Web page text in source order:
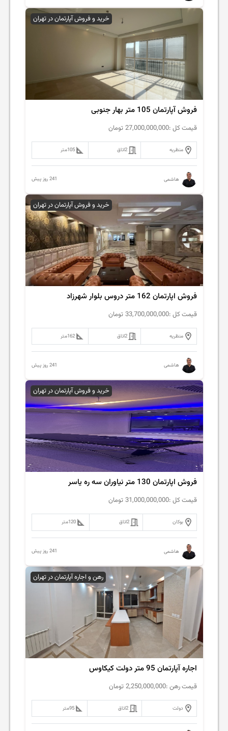
خرید و فروش آپارتمان در تهران
فروش آپارتمان 105 متر بهار جنوبی
قیمت کل :27,000,000,000 تومان
منظریه 2اتاق 105متر
هاشمی 241 روز پیش
خرید و فروش آپارتمان در تهران
فروش اپارتمان 162 متر دروس بلوار شهرزاد
قیمت کل :33,700,000,000 تومان
منظریه 2اتاق 162متر
هاشمی 241 روز پیش
خرید و فروش آپارتمان در تهران
فروش اپارتمان 130 متر نیاوران سه ره یاسر
قیمت کل :31,000,000,000 تومان
بوکان 2اتاق 120متر
هاشمی 241 روز پیش
رهن و اجاره آپارتمان در تهران
اجاره آپارتمان 95 متر دولت کیکاوس
قیمت رهن :2,250,000,000 تومان
دولت 2اتاق 95متر